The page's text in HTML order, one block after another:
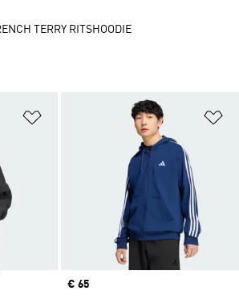
Op verlanglijst zetten
Price
€ 65
TERRY RITSHOODIE